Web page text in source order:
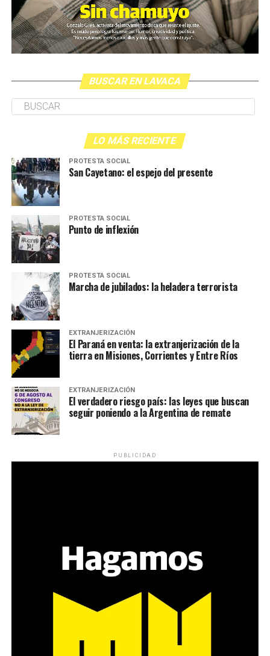
BUSCAR EN LAVACA
LO MÁS RECIENTE
PROTESTA SOCIAL
San Cayetano: el espejo del presente
PROTESTA SOCIAL
Punto de inflexión
PROTESTA SOCIAL
Marcha de jubilados: la heladera terrorista
EXTRANJERIZACIÓN
El Paraná en venta: la extranjerización de la
tierra en Misiones, Corrientes y Entre Ríos
EXTRANJERIZACIÓN
El verdadero riesgo país: las leyes que buscan
seguir poniendo a la Argentina de remate
PUBLICIDAD